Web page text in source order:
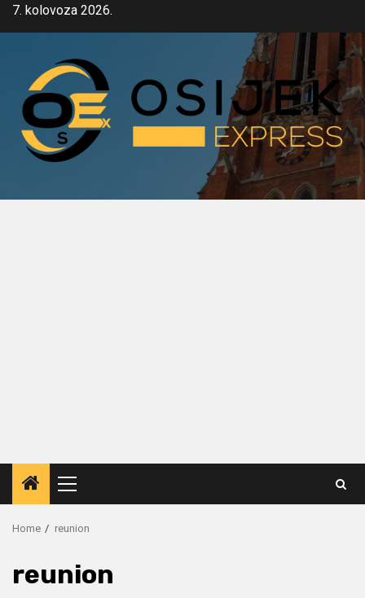
Skip7. kolovoza 2026.
Primary
Menu
Home reunion
reunion